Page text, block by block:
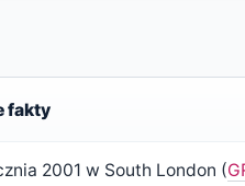
fakty
2001 w South London (